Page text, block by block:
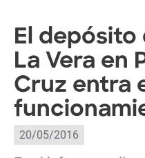
El depósito
La Vera en
Cruz entra
20/05/2016